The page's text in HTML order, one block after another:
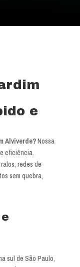
e
Alviverde?Nossa
eficiência.
redes de
sem quebra,
sul de São Paulo,